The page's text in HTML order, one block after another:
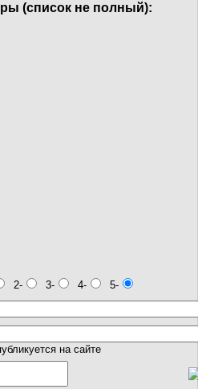
(список не полный):
2- 3- 4-
5-
на сайте